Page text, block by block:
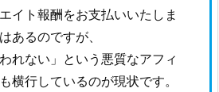
イト報酬をお支払いいたしま
あるのですが、
れない」という悪質なアフィ
横行しているのが現状です。